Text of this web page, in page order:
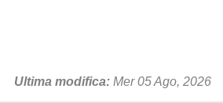
Ultima modifica Mer 05 Ago, 2026